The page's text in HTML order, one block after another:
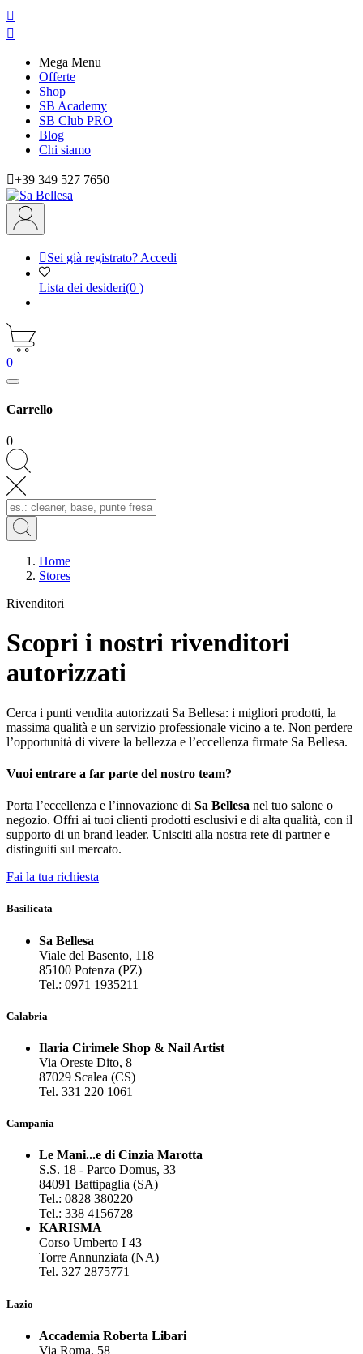


Mega Menu
Offerte
Shop
SB Academy
SB Club PRO
Blog
Chi siamo
+39 349 527 7650
Sei già registrato? Accedi
Lista dei desideri(0 )
0
Carrello
0
Home
Stores
Rivenditori
Scopri i nostri rivenditori
autorizzati
Cerca i punti vendita autorizzati Sa Bellesa: i migliori prodotti, la
massima qualità e un servizio professionale vicino a te. Non perdere
l’opportunità di vivere la bellezza e l’eccellenza firmate Sa Bellesa.
Vuoi entrare a far parte del nostro team?
Porta l’eccellenza e l’innovazione di Sa Bellesa nel tuo salone o
negozio. Offri ai tuoi clienti prodotti esclusivi e di alta qualità, con il
supporto di un brand leader. Unisciti alla nostra rete di partner e
distinguiti sul mercato.
Fai la tua richiesta
Basilicata
Sa Bellesa
Viale del Basento, 118
85100 Potenza (PZ)
Tel.: 0971 1935211
Calabria
Ilaria Cirimele Shop & Nail Artist
Via Oreste Dito, 8
87029 Scalea (CS)
Tel. 331 220 1061
Campania
Le Mani...e di Cinzia Marotta
S.S. 18 - Parco Domus, 33
84091 Battipaglia (SA)
Tel.: 0828 380220
Tel.: 338 4156728
KARISMA
Corso Umberto I 43
Torre Annunziata (NA)
Tel. 327 2875771
Lazio
Accademia Roberta Libari
Via Roma, 58